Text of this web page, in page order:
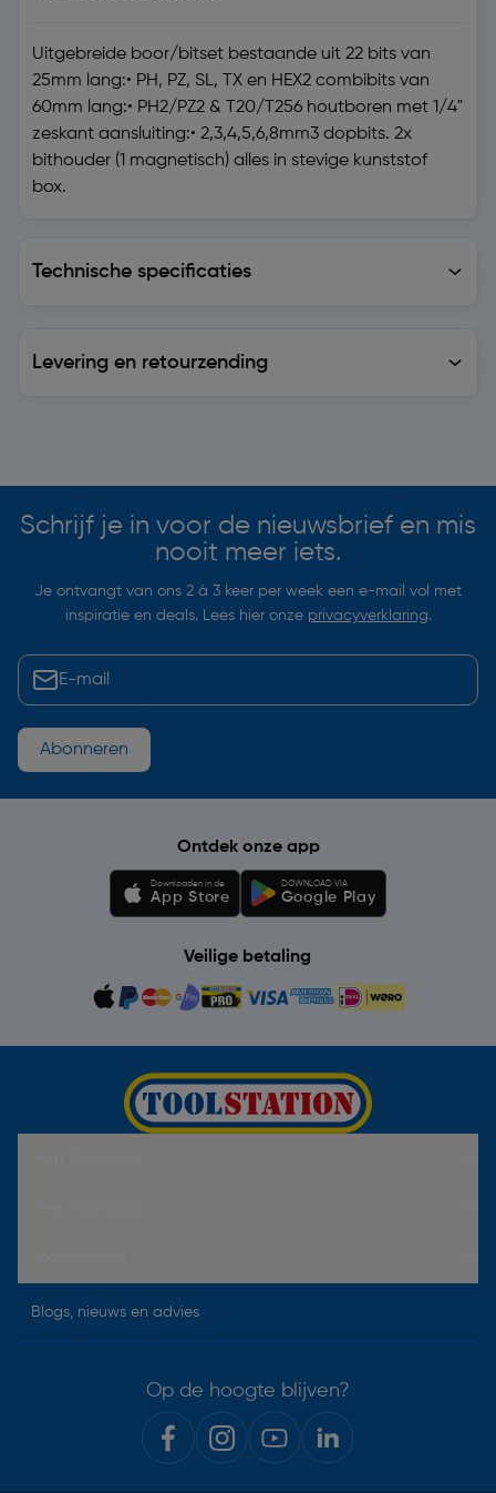
Uitgebreide boor/bitset bestaande uit 22 bits van
25mm lang:• PH, PZ, SL, TX en HEX2 combibits van
60mm lang:• PH2/PZ2 & T20/T256 houtboren met 1/4"
zeskant aansluiting:• 2,3,4,5,6,8mm3 dopbits. 2x
bithouder (1 magnetisch) alles in stevige kunststof
box.
Technische specificaties
Levering en retourzending
Schrijf je in voor de nieuwsbrief en mis
nooit meer iets.
Je ontvangt van ons 2 à 3 keer per week een e-mail vol met
inspiratie en deals. Lees hier onze privacyverklaring.
Abonneren
Ontdek onze app
Downloaden in de
App Store
DOWNLOAD VIA
Google Play
Veilige betaling
Blogs, nieuws en advies
Op de hoogte blijven?